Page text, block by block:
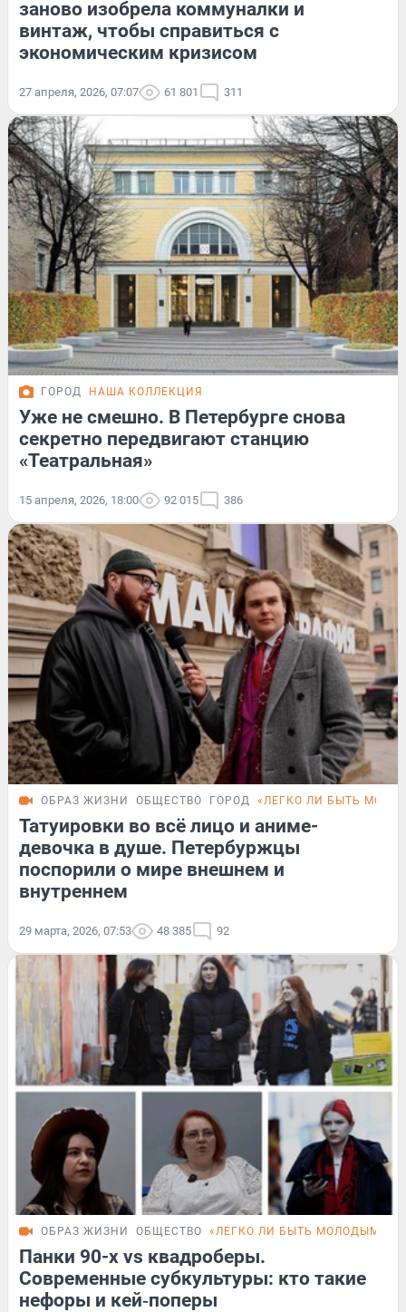
заново изобрела коммуналки и
винтаж, чтобы справиться с
экономическим кризисом
27 апреля, 2026, 07:07 61 801 311
ГОРОД НАША КОЛЛЕКЦИЯ
Уже не смешно. В Петербурге снова
секретно передвигают станцию
«Театральная»
15 апреля, 2026, 18:00 92 015 386
ОБРАЗ ЖИЗНИ ОБЩЕСТВО ГОРОД «ЛЕГКО ЛИ БЫТЬ
Татуировки во всё лицо и аниме-
девочка в душе. Петербуржцы
поспорили о мире внешнем и
внутреннем
29 марта, 2026, 07:53 48 385 92
ОБРАЗ ЖИЗНИ ОБЩЕСТВО «ЛЕГКО ЛИ БЫТЬ МОЛОДЫМ»
Панки 90-х vs квадроберы.
Современные субкультуры: кто такие
нефоры и кей‑поперы